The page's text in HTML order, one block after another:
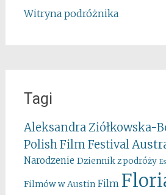
Witryna podróżnika
Tagi
Aleksandra Ziółkowska-
Polish Film Festival
Narodzenie Dziennik z podróży
Filmów w Austin Film